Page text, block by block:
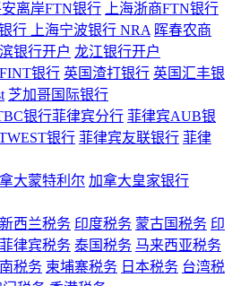
离岸FTN银行
上海浙商FTN银行
行
上海宁波银行 NRA 晖春农商
银行开户 龙江银行开户
银行 英国渣打银行 英国汇丰银
芝加哥国际银行
银行菲律宾分行 菲律宾AUB银
银行 菲律宾友联银行 菲律
大蒙特利尔 加拿大皇家银行
新西兰税务 印度税务 蒙古国税务 印
菲律宾税务 泰国税务 马来西亚税务
税务 柬埔寨税务 日本税务 台湾税